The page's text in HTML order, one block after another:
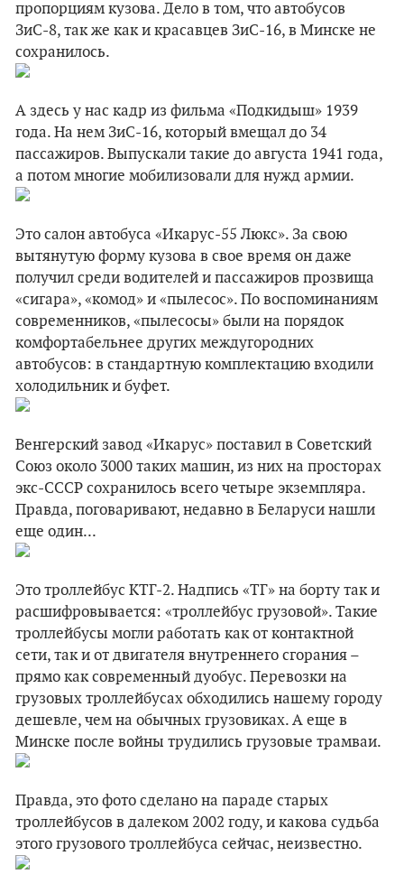
пропорциям кузова. Дело в том, что автобусов
ЗиС-8, так же как и красавцев ЗиС-16, в Минске не
сохранилось.
А здесь у нас кадр из фильма «Подкидыш» 1939
года. На нем ЗиС-16, который вмещал до 34
пассажиров. Выпускали такие до августа 1941 года,
а потом многие мобилизовали для нужд армии.
Это салон автобуса «Икарус-55 Люкс». За свою
вытянутую форму кузова в свое время он даже
получил среди водителей и пассажиров прозвища
«сигара», «комод» и «пылесос». По воспоминаниям
современников, «пылесосы» были на порядок
комфортабельнее других междугородних
автобусов: в стандартную комплектацию входили
холодильник и буфет.
Венгерский завод «Икарус» поставил в Советский
Союз около 3000 таких машин, из них на просторах
экс-СССР сохранилось всего четыре экземпляра.
Правда, поговаривают, недавно в Беларуси нашли
еще один...
Это троллейбус КТГ-2. Надпись «ТГ» на борту так и
расшифровывается: «троллейбус грузовой». Такие
троллейбусы могли работать как от контактной
сети, так и от двигателя внутреннего сгорания –
прямо как современный дуобус. Перевозки на
грузовых троллейбусах обходились нашему городу
дешевле, чем на обычных грузовиках. А еще в
Минске после войны трудились грузовые трамваи.
Правда, это фото сделано на параде старых
троллейбусов в далеком 2002 году, и какова судьба
этого грузового троллейбуса сейчас, неизвестно.